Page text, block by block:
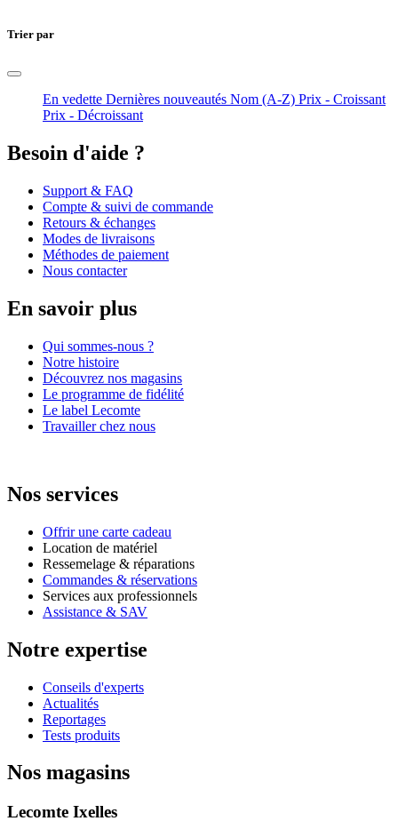
Trier par
En vedette Dernières nouveautés Nom (A-Z) Prix - Croissant
Prix - Décroissant
Besoin d'aide ?
Support & FAQ
Compte & suivi de commande
Retours & échanges
Modes de livraisons
Méthodes de paiement
Nous contacter
En savoir plus
Qui sommes-nous ?
Notre histoire
Découvrez nos magasins
Le programme de fidélité
Le label Lecomte
Travailler chez nous
Nos services
Offrir une carte cadeau
Location de matériel
Ressemelage & réparations
Commandes & réservations
Services aux professionnels
Assistance & SAV
Notre expertise
Conseils d'experts
Actualités
Reportages
Tests produits
Nos magasins
Lecomte Ixelles